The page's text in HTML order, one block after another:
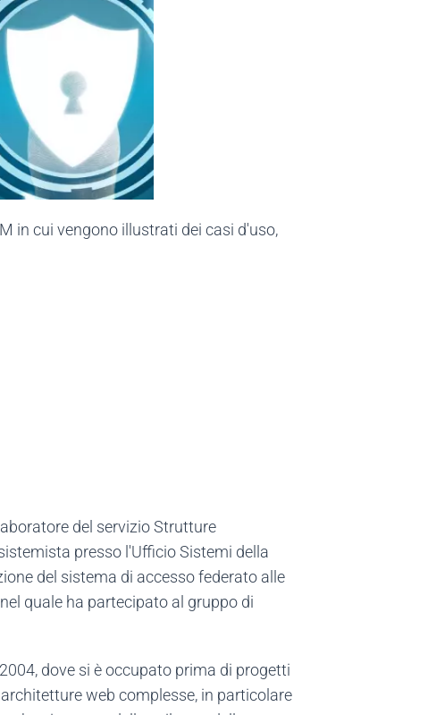
in cui vengono illustrati dei casi d'uso,
del servizio Strutture
presso l'Ufficio Sistemi della
del sistema di accesso federato alle
quale ha partecipato al gruppo di
dove si è occupato prima di progetti
web complesse, in particolare